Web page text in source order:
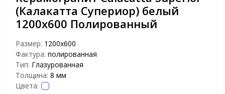
(Калакатта Супериор) белый
1200х600 Полированный
Размер: 1200x600
Фактура: полированная
Тип: Глазурованная
Толщина: 8 мм
Цвета: